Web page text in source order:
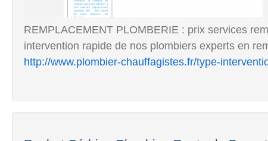
REMPLACEMENT PLOMBERIE : prix services
intervention rapide de nos plombiers experts en
http://www.plombier-chauffagistes.fr/type-